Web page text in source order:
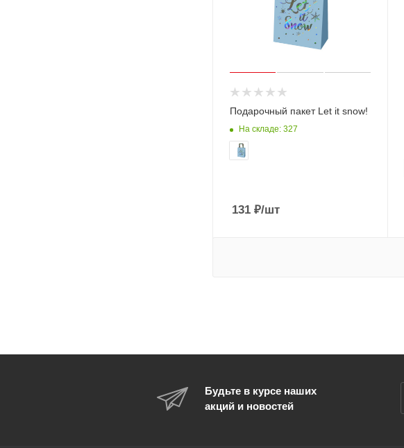
Подарочный пакет Let it snow!
На складе: 327
131 ₽/шт
Будьте в курсе наших
акций и новостей